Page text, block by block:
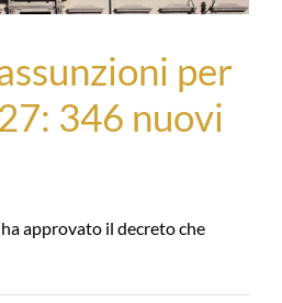
per
346 nuovi
approvato il decreto che